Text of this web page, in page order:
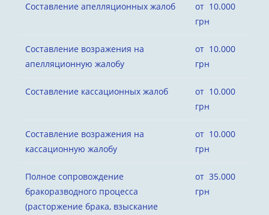
Составление апелляционных жалоб
от 10.000
грн
Составление возражения на
апелляционную жалобу
от 10.000
грн
Составление кассационных жалоб
от 10.000
грн
Составление возражения на
кассационную жалобу
от 10.000
грн
Полное сопровождение
бракоразводного процесса
(расторжение брака, взыскание
от 35.000
грн